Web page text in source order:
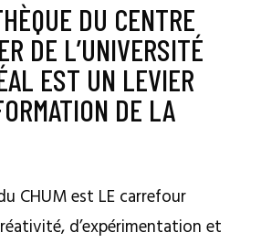
DU CENTRE
DE L’UNIVERSITÉ
EST UN LEVIER
DE LA
CHUM est LE carrefour
d’expérimentation et